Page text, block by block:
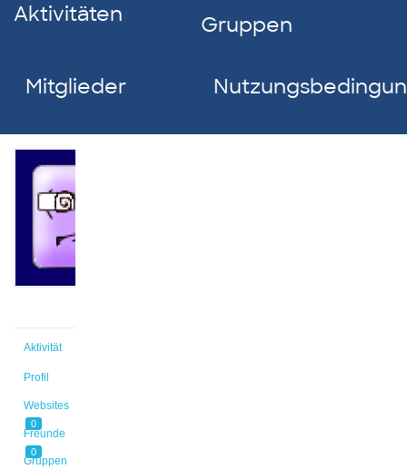
Aktivitäten
Gruppen
Mitglieder
Aktivität
Profil
Websites
0
Freunde
0
Gruppen